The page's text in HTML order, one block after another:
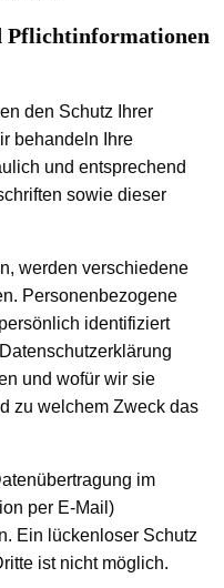
Pflichtinformationen
den Schutz Ihrer
behandeln Ihre
und entsprechend
sowie dieser
werden verschiedene
Personenbezogene
identifiziert
und wofür wir sie
zu welchem Zweck das
im
per E-Mail)
Ein lückenloser Schutz
ist nicht möglich.